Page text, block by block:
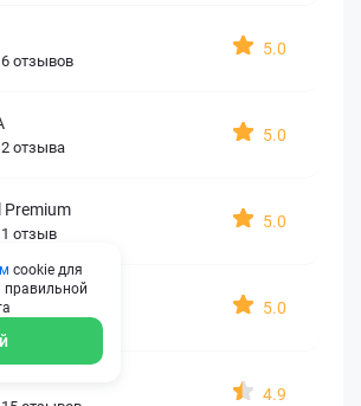
6 отзывов
5.0
2 отзыва
5.0
Premium
1 отзыв
5.0
1 отзыв
5.0
4.9
cookie для
правильной